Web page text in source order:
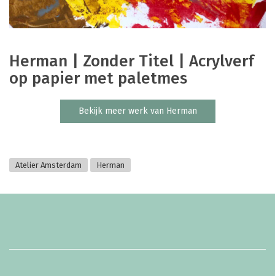
Herman | Zonder Titel | Acrylverf
op papier met paletmes
Bekijk meer werk van Herman
Atelier Amsterdam Herman